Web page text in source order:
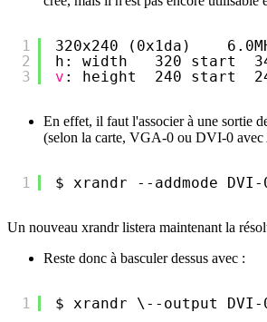
1
2
3
320x240 (0x1da)
h: width   320 start
v : height  240 start
En effet, il faut l'associer à une sortie
(selon la carte, VGA-0 ou DVI-0
1 $ xrandr --addmode DVI-
Un nouveau xrandr listera maintenant la
Reste donc à basculer dessus avec :
1 $ xrandr \--output DVI-